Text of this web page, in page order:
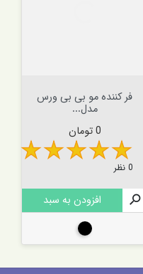
فر کننده مو بی بی ورس
مدل...
قیمت
0 تومان
0 نظر

افزودن به سبد
مشکی